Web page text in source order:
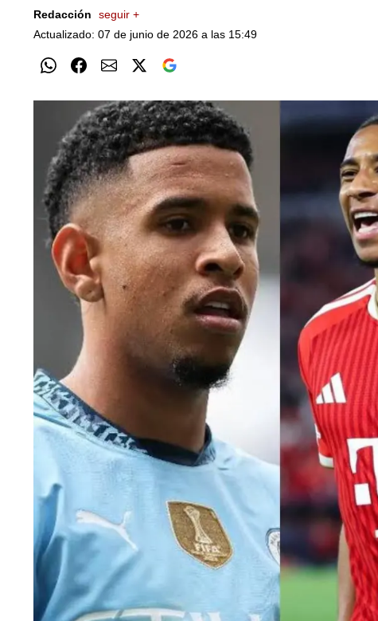
Redacción
seguir +
Actualizado: 07 de junio de 2026 a las 15:49